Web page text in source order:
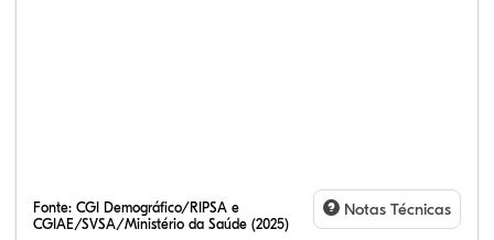
Fonte: CGI Demográfico/RIPSA e
CGIAE/SVSA/Ministério da Saúde (2025)
Notas Técnicas